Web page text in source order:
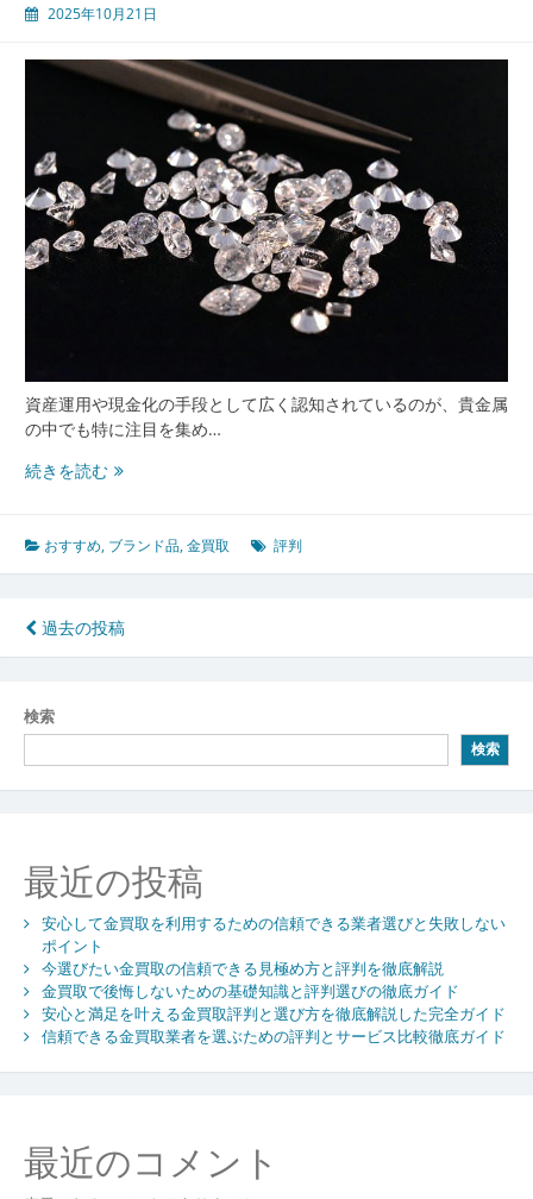
全
金
買
と
賢
い
資
産
売
識
2025年10月21日
資産運用や現金化の手段として広く認知されているのが、貴金属
の中でも特に注目を集め…
続きを読む金
で
失
し
な
選
び
高
く
売
た
め
の
ポ
イ
底
おすすめ, ブランド品,金買取 評判
投
稿
ナ
ビ
ゲ
シ
ョ
ン
過去の投稿
検索
検索
最近の投稿
安心して金買取を利用するための信頼できる業者選びと失敗しない
ポイント
今選びたい金買取の信頼できる見極め方と評判を徹底解説
金買取で後悔しないための基礎知識と評判選びの徹底ガイド
安心と満足を叶える金買取評判と選び方を徹底解説した完全ガイド
信頼できる金買取業者を選ぶための評判とサービス比較徹底ガイド
最近のコメント